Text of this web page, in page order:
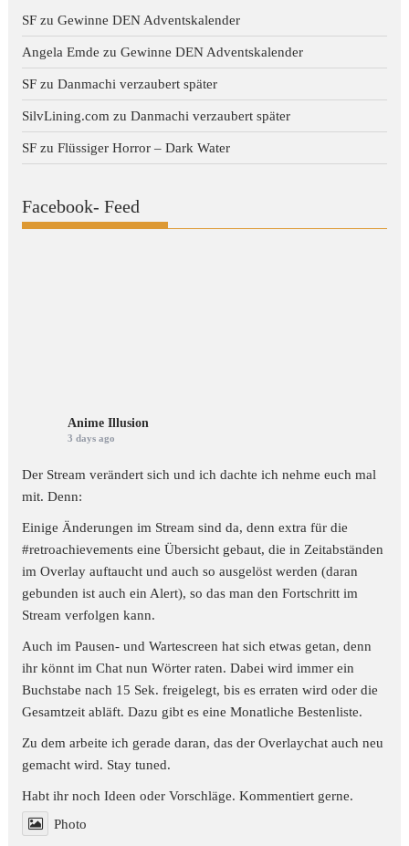
SF zuGewinne DEN Adventskalender
Angela Emde zuGewinne DEN Adventskalender
SF zuDanmachi verzaubert später
SilvLining.com zuDanmachi verzaubert später
SF zuFlüssiger Horror – Dark Water
Facebook- Feed
Anime Illusion
3 days ago
Der Stream verändert sich und ich dachte ich nehme euch mal
mit. Denn:
Einige Änderungen im Stream sind da, denn extra für die
#retroachievements eine Übersicht gebaut, die in Zeitabständen
im Overlay auftaucht und auch so ausgelöst werden (daran
gebunden ist auch ein Alert), so das man den Fortschritt im
Stream verfolgen kann.
Auch im Pausen- und Wartescreen hat sich etwas getan, denn
ihr könnt im Chat nun Wörter raten. Dabei wird immer ein
Buchstabe nach 15 Sek. freigelegt, bis es erraten wird oder die
Gesamtzeit abläft. Dazu gibt es eine Monatliche Bestenliste.
Zu dem arbeite ich gerade daran, das der Overlaychat auch neu
gemacht wird. Stay tuned.
Habt ihr noch Ideen oder Vorschläge. Kommentiert gerne.
Photo